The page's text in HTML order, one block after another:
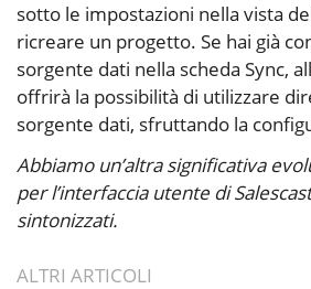
sotto le impostazioni nella vista
ricreare un progetto. Se hai già
sorgente dati nella scheda Sync,
offrirà la possibilità di utilizzare
sorgente dati, sfruttando la
Abbiamo un’altra significativa
per l’interfaccia utente di
sintonizzati.
ALTRI ARTICOLI